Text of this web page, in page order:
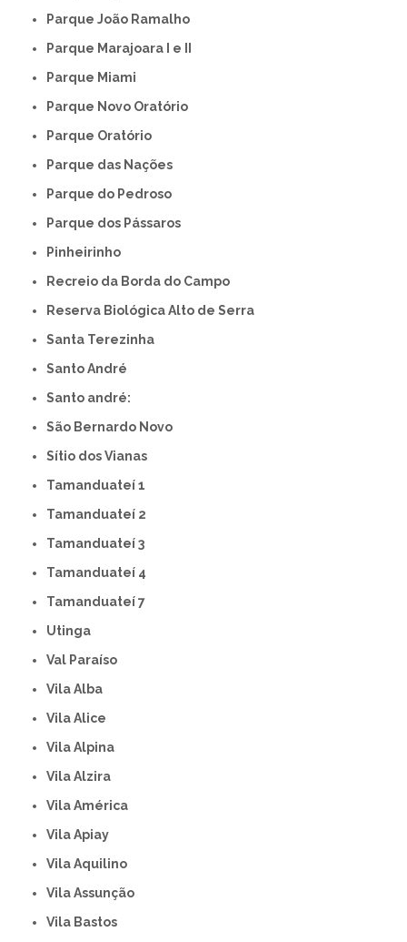
Parque João Ramalho
Parque Marajoara I e II
Parque Miami
Parque Novo Oratório
Parque Oratório
Parque das Nações
Parque do Pedroso
Parque dos Pássaros
Pinheirinho
Recreio da Borda do Campo
Reserva Biológica Alto de Serra
Santa Terezinha
Santo André
Santo andré:
São Bernardo Novo
Sítio dos Vianas
Tamanduateí 1
Tamanduateí 2
Tamanduateí 3
Tamanduateí 4
Tamanduateí 7
Utinga
Val Paraíso
Vila Alba
Vila Alice
Vila Alpina
Vila Alzira
Vila América
Vila Apiay
Vila Aquilino
Vila Assunção
Vila Bastos